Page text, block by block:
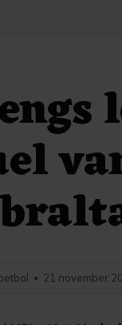
• 21 november